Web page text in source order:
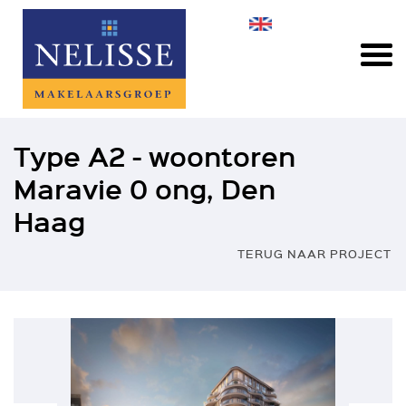
Type A2 - woontoren
Maravie 0 ong, Den
Haag
TERUG NAAR PROJECT